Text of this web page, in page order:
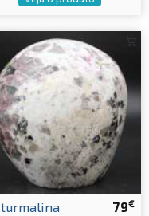
79€
turmalina